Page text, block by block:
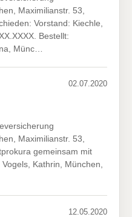
Maximilianstr. 53,
Vorstand: Kiechle,
Bestellt:
Münc…
02.07.2020
Maximilianstr. 53,
gemeinsam mit
Kathrin, München,
12.05.2020